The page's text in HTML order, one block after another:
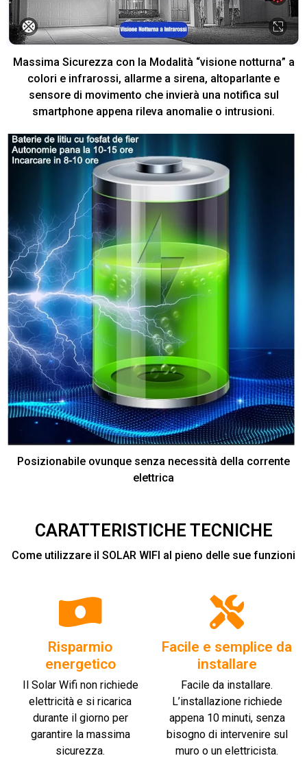
Massima Sicurezza con la Modalità “visione notturna” a
colori e infrarossi, allarme a sirena, altoparlante e
sensore di movimento che invierà una notifica sul
smartphone appena rileva anomalie o intrusioni.
Posizionabile ovunque senza necessità della corrente
elettrica
CARATTERISTICHE TECNICHE
Come utilizzare il SOLAR WIFI al pieno delle sue funzioni
Risparmio
energetico
Il Solar Wifi non richiede
elettricità e si ricarica
durante il giorno per
garantire la massima
sicurezza.
Facile e semplice da
installare
Facile da installare.
L’installazione richiede
appena 10 minuti, senza
bisogno di intervenire sul
muro o un elettricista.